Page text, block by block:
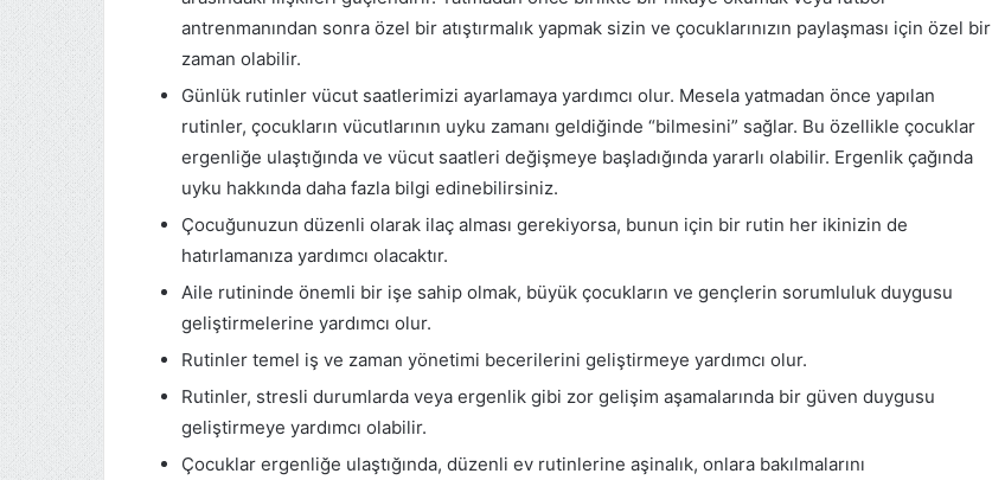
antrenmanından sonra özel bir atıştırmalık yapmak sizin ve çocuklarınızın paylaşması için özel bir
zaman olabilir.
Günlük rutinler vücut saatlerimizi ayarlamaya yardımcı olur. Mesela yatmadan önce yapılan
rutinler, çocukların vücutlarının uyku zamanı geldiğinde “bilmesini” sağlar. Bu özellikle çocuklar
ergenliğe ulaştığında ve vücut saatleri değişmeye başladığında yararlı olabilir. Ergenlik çağında
uyku hakkında daha fazla bilgi edinebilirsiniz.
Çocuğunuzun düzenli olarak ilaç alması gerekiyorsa, bunun için bir rutin her ikinizin de
hatırlamanıza yardımcı olacaktır.
Aile rutininde önemli bir işe sahip olmak, büyük çocukların ve gençlerin sorumluluk duygusu
geliştirmelerine yardımcı olur.
Rutinler temel iş ve zaman yönetimi becerilerini geliştirmeye yardımcı olur.
Rutinler, stresli durumlarda veya ergenlik gibi zor gelişim aşamalarında bir güven duygusu
geliştirmeye yardımcı olabilir.
Çocuklar ergenliğe ulaştığında, düzenli ev rutinlerine aşinalık, onlara bakılmalarını